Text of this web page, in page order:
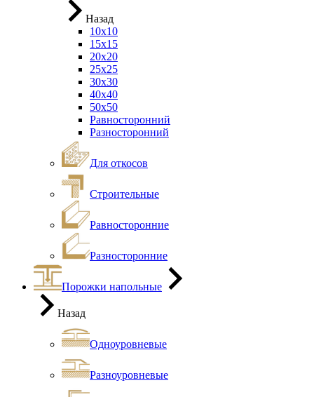
Назад
10х10
15х15
20х20
25х25
30х30
40х40
50х50
Равносторонний
Разносторонний
Для откосов
Строительные
Равносторонние
Разносторонние
Порожки напольные
Назад
Одноуровневые
Разноуровневые